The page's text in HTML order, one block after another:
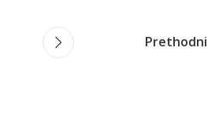
Prethodni